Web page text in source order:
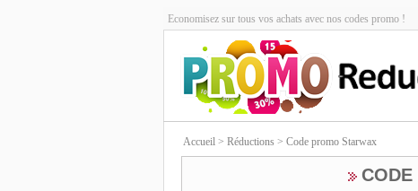
Economisez sur tous vos achats avec nos codes promo !
Accueil > Réductions > Code promo Starwax